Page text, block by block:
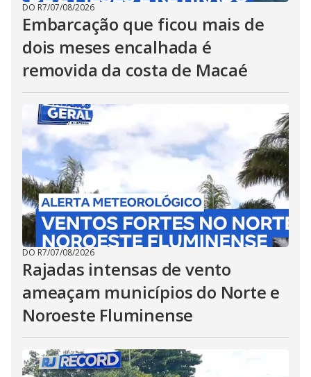
DO R7/07/08/2026
Embarcação que ficou mais de
dois meses encalhada é
removida da costa de Macaé
DO R7/07/08/2026
Rajadas intensas de vento
ameaçam municípios do Norte e
Noroeste Fluminense